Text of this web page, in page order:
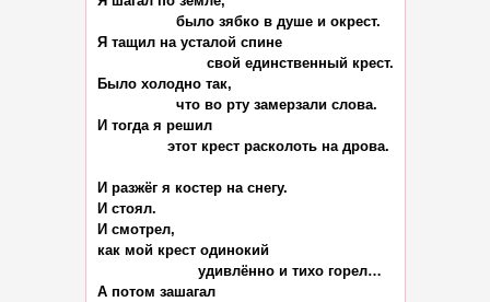
                  было зябко в душе и окрест.
Я тащил на усталой спине
                         свой единственный крест.
Было холодно так,
                  что во рту замерзали слова.
И тогда я решил
                этот крест расколоть на дрова.
И разжёг я костер на снегу.
И стоял.
И смотрел,
как мой крест одинокий
                       удивлённо и тихо горел…
А потом зашагал